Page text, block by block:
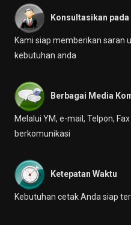
Konsultasikan pada
Kami siap memberikan saran
kebutuhan anda
Berbagai Media
Melalui YM, e-mail, Telpon,
berkomunikasi
Ketepatan Waktu
Kebutuhan cetak Anda siap